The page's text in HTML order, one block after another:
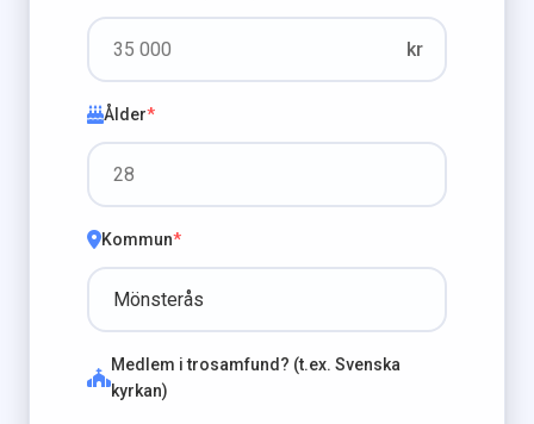
kr
Ålder*
Kommun*
Medlem i trosamfund? (t.ex. Svenska
kyrkan)